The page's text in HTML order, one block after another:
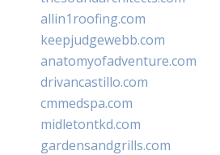
allin1roofing.com
keepjudgewebb.com
anatomyofadventure.com
drivancastillo.com
cmmedspa.com
midletontkd.com
gardensandgrills.com